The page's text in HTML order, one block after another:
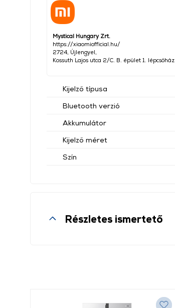
Mystical Hungary Zrt.
https://xiaomiofficial.hu/
2724, Újlengyel,
Kossuth Lajos utca 2/C. B. épület 1. lépcsőház
Kijelző típusa
Bluetooth verzió
Akkumulátor
Kijelző méret
Szín
Részletes ismertető